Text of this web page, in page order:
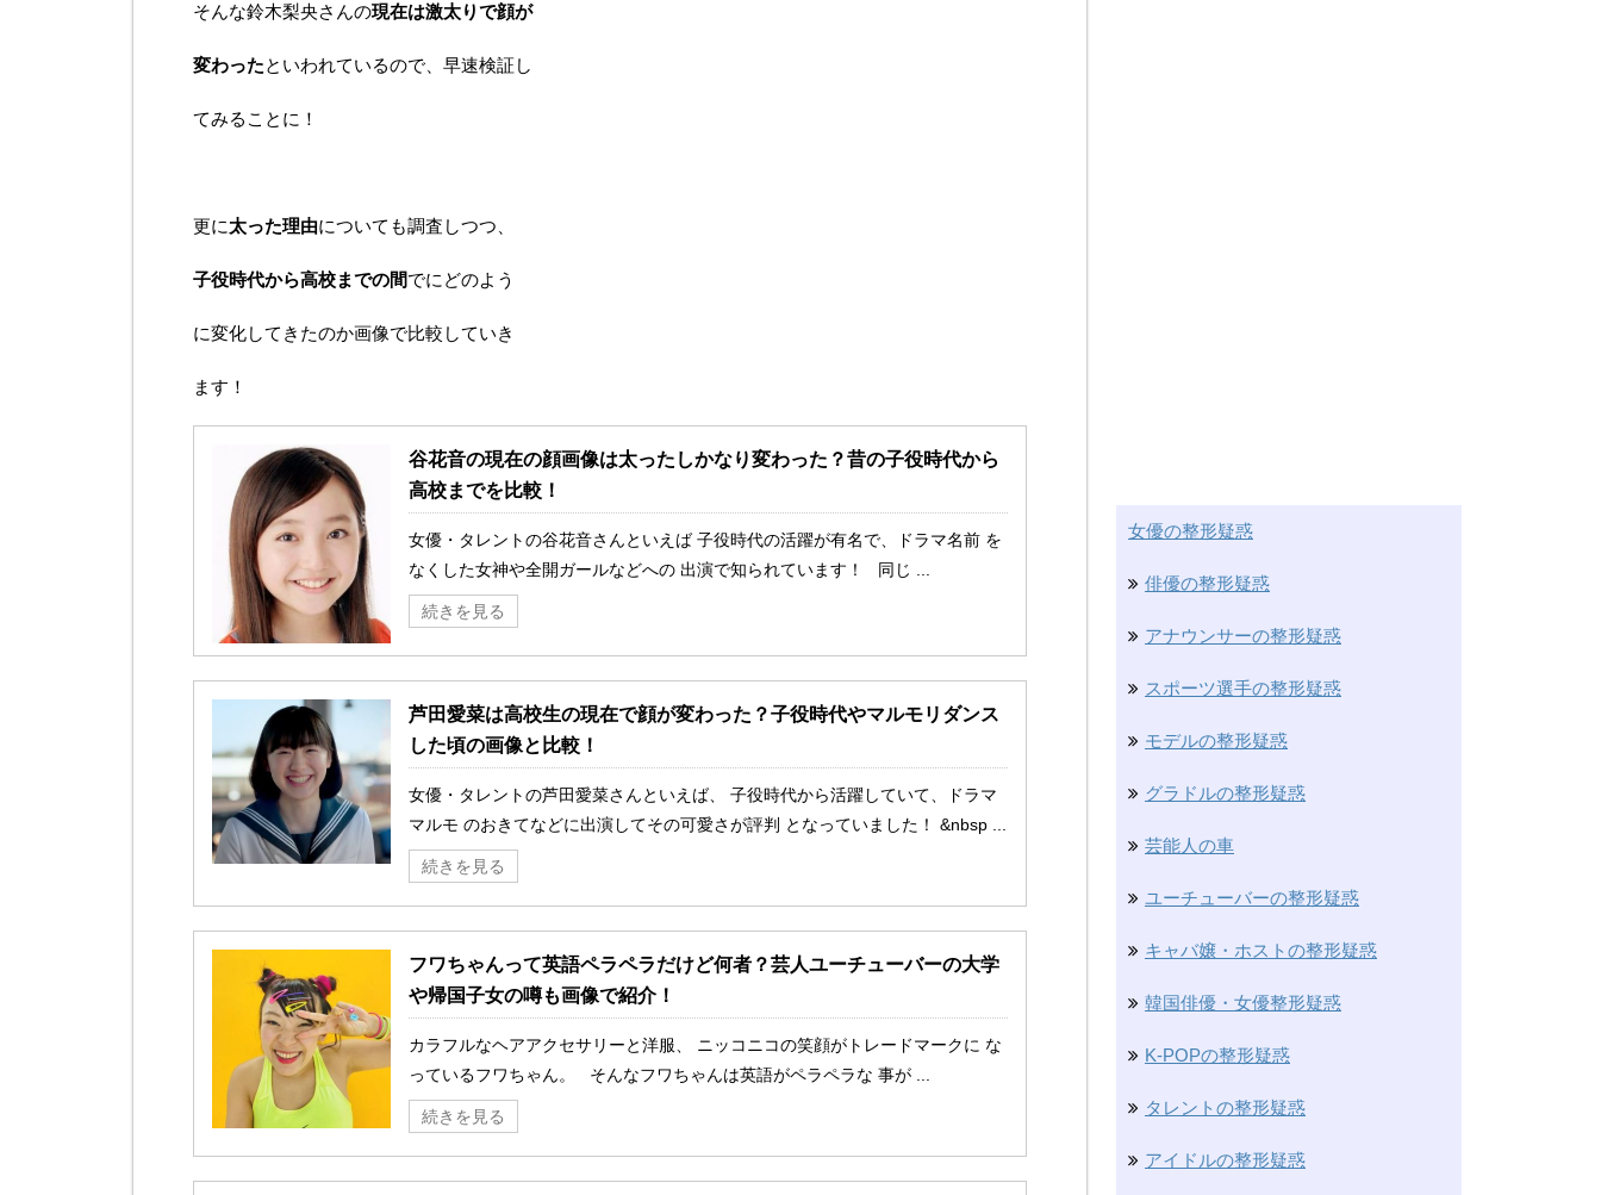
そんな鈴木梨央さんの現在は激太りで顔が
変わったといわれているので、早速検証し
てみることに！
更に太った理由についても調査しつつ、
子役時代から高校までの間でにどのよう
に変化してきたのか画像で比較していき
ます！
谷花音の現在の顔画像は太ったしかなり変わった？昔の子役時代から
高校までを比較！
女優・タレントの谷花音さんといえば 子役時代の活躍が有名で、ドラマ名前 を
なくした女神や全開ガールなどへの 出演で知られています！ 同じ ...
続きを見る
芦田愛菜は高校生の現在で顔が変わった？子役時代やマルモリダンス
した頃の画像と比較！
女優・タレントの芦田愛菜さんといえば、 子役時代から活躍していて、ドラマ
マルモ のおきてなどに出演してその可愛さが評判 となっていました！ &nbsp ...
続きを見る
フワちゃんって英語ペラペラだけど何者？芸人ユーチューバーの大学
や帰国子女の噂も画像で紹介！
カラフルなヘアアクセサリーと洋服、 ニッコニコの笑顔がトレードマークに な
っているフワちゃん。 そんなフワちゃんは英語がペラペラな 事が ...
続きを見る
女優の整形疑惑
俳優の整形疑惑
アナウンサーの整形疑惑
スポーツ選手の整形疑惑
モデルの整形疑惑
グラドルの整形疑惑
芸能人の車
ユーチューバーの整形疑惑
キャバ嬢・ホストの整形疑惑
韓国俳優・女優整形疑惑
K-POPの整形疑惑
タレントの整形疑惑
アイドルの整形疑惑